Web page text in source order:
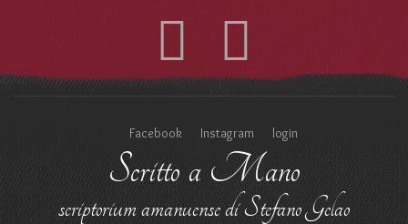
Facebook Instagram login
Scritto a Mano
scriptorium amanuense di Stefano Gelao